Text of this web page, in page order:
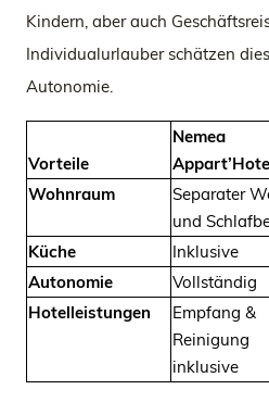
Kindern, aber auch
Individualurlauber schätzen
Autonomie.
Vorteile
Nemea
Wohnraum
Separater
und
Küche Inklusive
Autonomie
Vollständig
Hotelleistungen
Empfang &
Reinigung
inklusive